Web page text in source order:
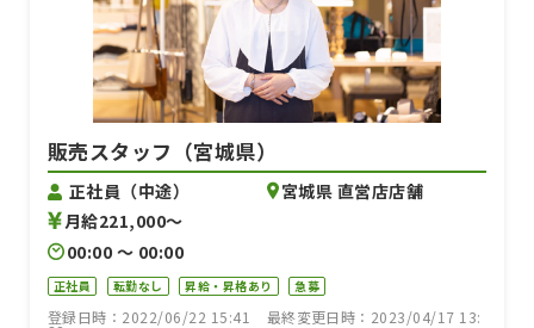
販売スタッフ（宮城県）
正社員（中途）
月給221,000〜
00:00 〜 00:00
宮城県 直営店店舗
正社員 転勤なし 昇給・昇格あり 急募
登録日時：2022/06/22 15:41 最終変更日時：2023/04/17 13: